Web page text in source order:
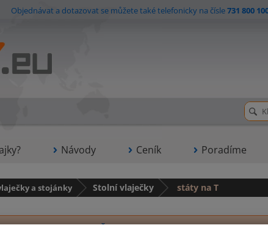
Objednávat a dotazovat se můžete také telefonicky na čísle731 800
Návody Ceník Poradíme
a stojánky Stolní vlaječky státy na T